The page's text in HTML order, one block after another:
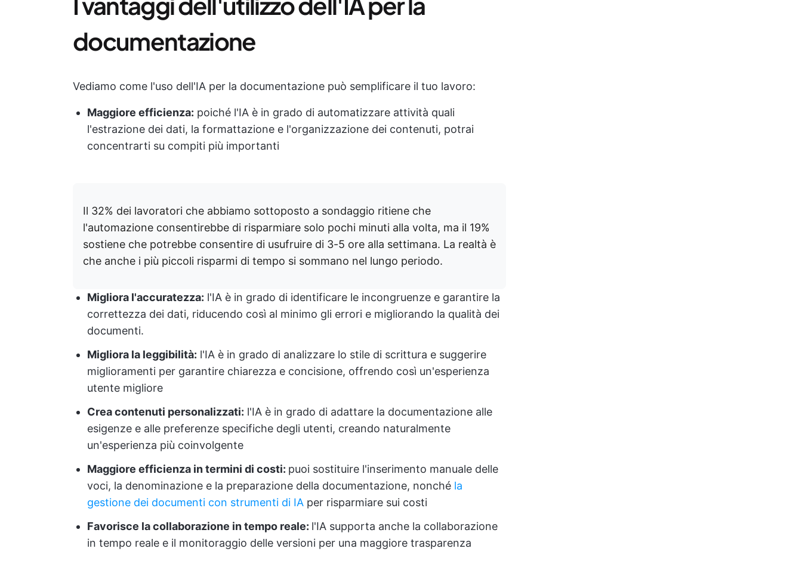
documentazione
Vediamo come l'uso dell'IA per la documentazione può semplificare il tuo lavoro:
Maggiore efficienza: poiché l'IA è in grado di automatizzare attività quali
l'estrazione dei dati, la formattazione e l'organizzazione dei contenuti, potrai
concentrarti su compiti più importanti
Il 32% dei lavoratori che abbiamo sottoposto a sondaggio ritiene che
l'automazione consentirebbe di risparmiare solo pochi minuti alla volta, ma il 19%
sostiene che potrebbe consentire di usufruire di 3-5 ore alla settimana. La realtà è
che anche i più piccoli risparmi di tempo si sommano nel lungo periodo.
Migliora l'accuratezza: l'IA è in grado di identificare le incongruenze e garantire la
correttezza dei dati, riducendo così al minimo gli errori e migliorando la qualità dei
documenti.
Migliora la leggibilità: l'IA è in grado di analizzare lo stile di scrittura e suggerire
miglioramenti per garantire chiarezza e concisione, offrendo così un'esperienza
utente migliore
Crea contenuti personalizzati: l'IA è in grado di adattare la documentazione alle
esigenze e alle preferenze specifiche degli utenti, creando naturalmente
un'esperienza più coinvolgente
Maggiore efficienza in termini di costi: puoi sostituire l'inserimento manuale delle
voci, la denominazione e la preparazione della documentazione, nonché la
gestione dei documenti con strumenti di IA per risparmiare sui costi
Favorisce la collaborazione in tempo reale: l'IA supporta anche la collaborazione
in tempo reale e il monitoraggio delle versioni per una maggiore trasparenza